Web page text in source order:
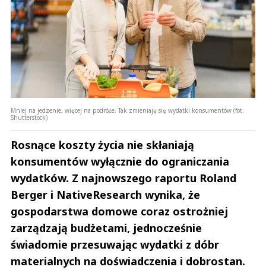
Mniej na jedzenie, więcej na podróże. Tak zmieniają się wydatki konsumentów (fot.
Shutterstock)
Rosnące koszty życia nie skłaniają
konsumentów wyłącznie do ograniczania
wydatków. Z najnowszego raportu Roland
Berger i NativeResearch wynika, że
gospodarstwa domowe coraz ostrożniej
zarządzają budżetami, jednocześnie
świadomie przesuwając wydatki z dóbr
materialnych na doświadczenia i dobrostan.